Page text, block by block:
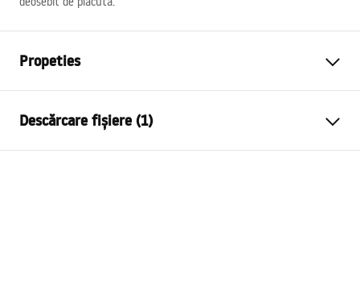
Propeties
Latime
Adâncime
25mm
Descărcare fișiere (1)